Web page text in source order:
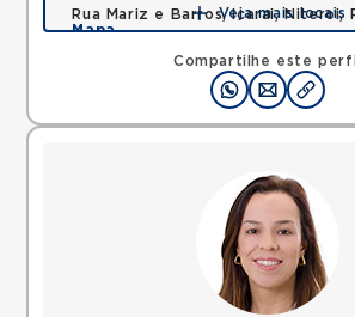
Compartilhe este perfil
Rua Mariz e Barros, Icarai, Niteroi,
Mapa
Veja mais locais